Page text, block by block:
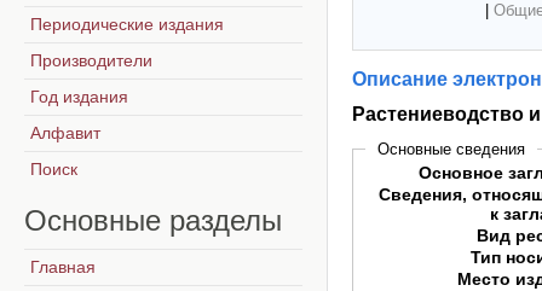
Описание
Растениеводство
Основные сведения
Основное
Сведения,
к
Вид
Тип
Место
Периодические издания
Производители
Год издания
Алфавит
Поиск
Основные разделы
Главная